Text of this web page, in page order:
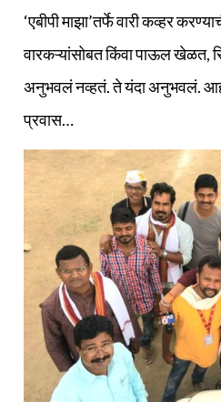
‘एबीपी माझा’तर्फे वारी कव्हर
वारकऱ्यांसोबत किंवा पाऊल खेळत,
अनुभवलं नव्हतं. ते यंदा अनुभवलं.
प्रवास…